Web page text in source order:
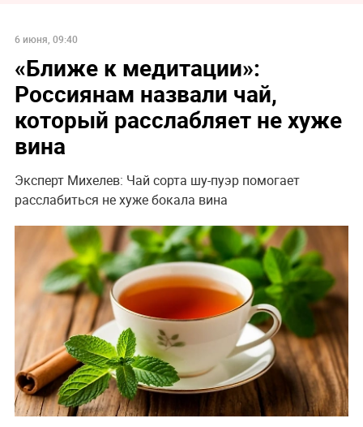
6 июня, 09:40
«Ближе к медитации»:
Россиянам назвали чай,
который расслабляет не хуже
вина
Эксперт Михелев: Чай сорта шу-пуэр помогает
расслабиться не хуже бокала вина